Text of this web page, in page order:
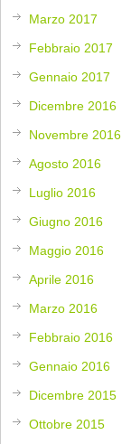
Marzo 2017
Febbraio 2017
Gennaio 2017
Dicembre 2016
Novembre 2016
Agosto 2016
Luglio 2016
Giugno 2016
Maggio 2016
Aprile 2016
Marzo 2016
Febbraio 2016
Gennaio 2016
Dicembre 2015
Ottobre 2015